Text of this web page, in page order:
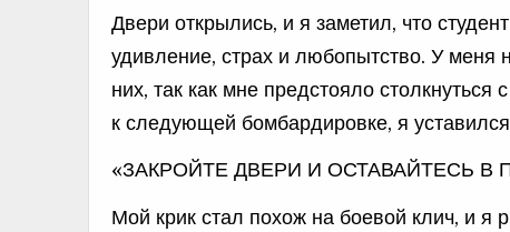
Двери открылись, и я заметил, что
удивление, страх и любопытство. У
них, так как мне предстояло
к следующей бомбардировке, я
«ЗАКРОЙТЕ ДВЕРИ И ОСТАВАЙТЕСЬ В
Мой крик стал похож на боевой клич, и я